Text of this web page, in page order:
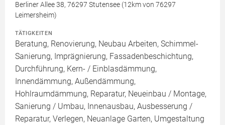
Berliner Allee 38, 76297 Stutensee (12km von 76297
Leimersheim)
TÄTIGKEITEN
Beratung, Renovierung, Neubau Arbeiten, Schimmel-
Sanierung, Imprägnierung, Fassadenbeschichtung,
Durchführung, Kern- / Einblasdämmung,
Innendämmung, Außendämmung,
Hohlraumdämmung, Reparatur, Neueinbau / Montage,
Sanierung / Umbau, Innenausbau, Ausbesserung /
Reparatur, Verlegen, Neuanlage Garten, Umgestaltung